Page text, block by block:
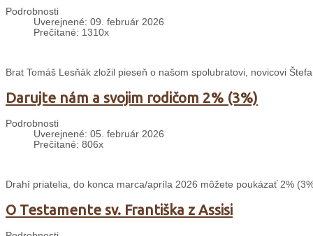
Podrobnosti
Uverejnené: 09. február 2026
Prečítané: 1310x
Brat Tomáš Lesňák zložil pieseň o našom spolubratovi, novicovi
Darujte nám a svojim rodičom 2% (3%)
Podrobnosti
Uverejnené: 05. február 2026
Prečítané: 806x
Drahí priatelia, do konca marca/apríla 2026 môžete poukázať 2%
O Testamente sv. Františka z Assisi